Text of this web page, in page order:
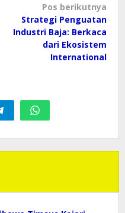
Pos berikutnya
Strategi Penguatan
Industri Baja: Berkaca
dari Ekosistem
International